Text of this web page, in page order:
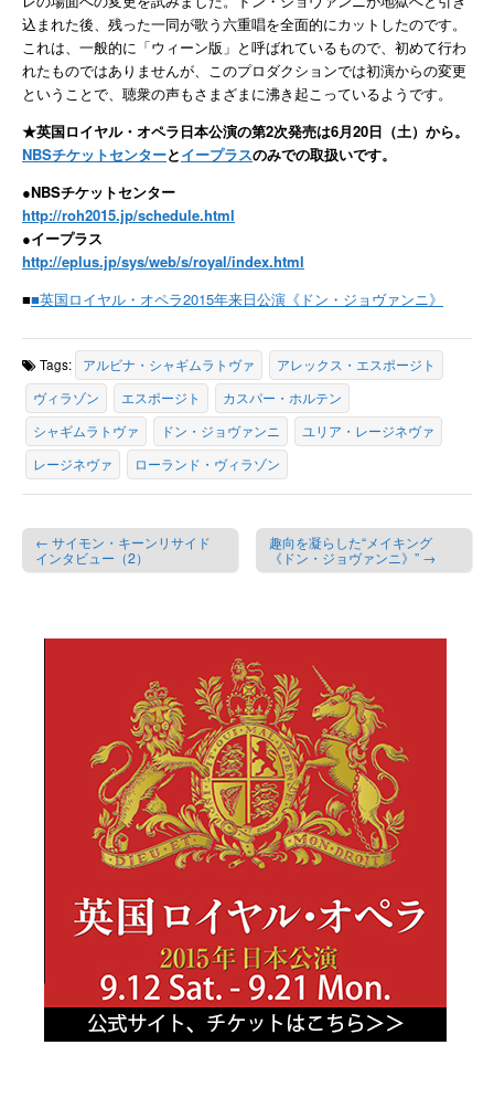
込まれた後、残った一同が歌う六重唱を全面的にカットしたのです。
これは、一般的に「ウィーン版」と呼ばれているもので、初めて行わ
れたものではありませんが、このプロダクションでは初演からの変更
ということで、聴衆の声もさまざまに沸き起こっているようです。
★英国ロイヤル・オペラ日本公演の第2次発売は6月20日（土）から。
NBSチケットセンターとイープラスのみでの取扱いです。
●NBSチケットセンター
http://roh2015.jp/schedule.html
●イープラス
http://eplus.jp/sys/web/s/royal/index.html
■■英国ロイヤル・オペラ2015年来日公演《ドン・ジョヴァンニ》
Tags: アルビナ・シャギムラトヴァ
アレックス・エスポージト
ヴィラゾン
エスポージト
カスパー・ホルテン
シャギムラトヴァ
ドン・ジョヴァンニ
ユリア・レージネヴァ
レージネヴァ
ローランド・ヴィラゾン
Post navigation
← サイモン・キーンリサイド
インタビュー（2）
趣向を凝らした“メイキング
《ドン・ジョヴァンニ》” →